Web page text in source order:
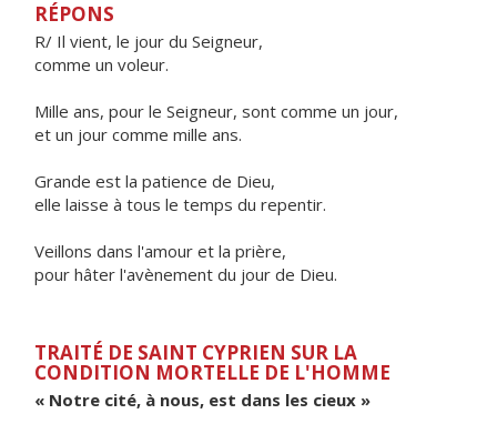
RÉPONS
R/ Il vient, le jour du Seigneur,
comme un voleur.
Mille ans, pour le Seigneur, sont comme un jour,
et un jour comme mille ans.
Grande est la patience de Dieu,
elle laisse à tous le temps du repentir.
Veillons dans l'amour et la prière,
pour hâter l'avènement du jour de Dieu.
TRAITÉ DE SAINT CYPRIEN SUR LA
CONDITION MORTELLE DE L'HOMME
« Notre cité, à nous, est dans les cieux »